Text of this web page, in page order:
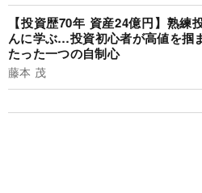
【投資歴70年 資産24億円】熟練
んに学ぶ…投資初心者が高値を掴
たった一つの自制心
藤本 茂